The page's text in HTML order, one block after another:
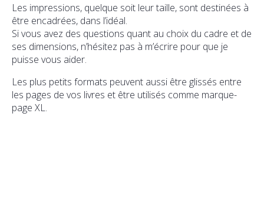
Les impressions, quelque soit leur taille, sont destinées à
être encadrées, dans l’idéal.
Si vous avez des questions quant au choix du cadre et de
ses dimensions, n’hésitez pas à m’écrire pour que je
puisse vous aider.
Les plus petits formats peuvent aussi être glissés entre
les pages de vos livres et être utilisés comme marque-
page XL.